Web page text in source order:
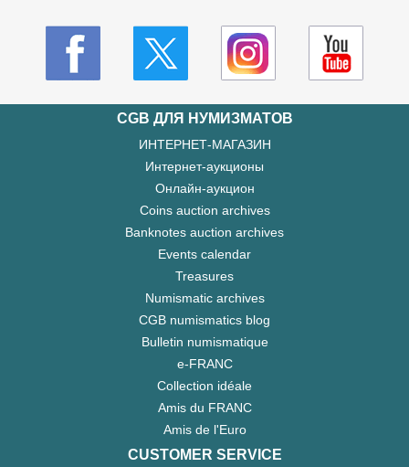
CGB ДЛЯ НУМИЗМАТОВ
ИНТЕРНЕТ-МАГАЗИН
Интернет-аукционы
Онлайн-аукцион
Coins auction archives
Banknotes auction archives
Events calendar
Treasures
Numismatic archives
CGB numismatics blog
Bulletin numismatique
e-FRANC
Collection idéale
Amis du FRANC
Amis de l'Euro
CUSTOMER SERVICE